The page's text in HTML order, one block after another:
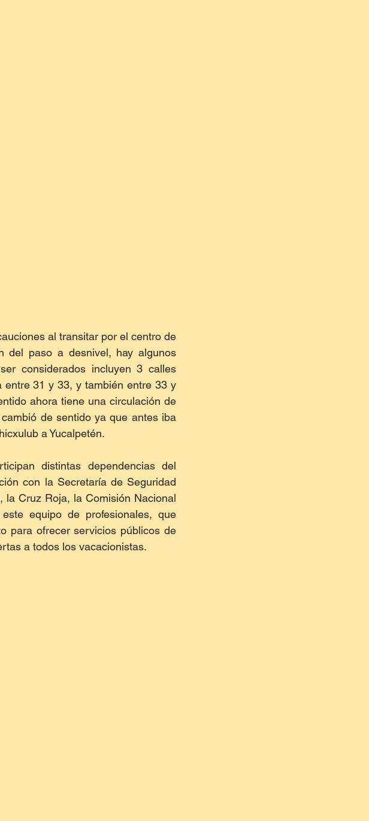
al transitar por el centro de
del paso a desnivel, hay algunos
considerados incluyen 3 calles
entre 31 y 33, y también entre 33 y
ahora tiene una circulación de
de sentido ya que antes iba
a Yucalpetén.
distintas dependencias del
con la Secretaría de Seguridad
la Cruz Roja, la Comisión Nacional
equipo de profesionales, que
para ofrecer servicios públicos de
a todos los vacacionistas.